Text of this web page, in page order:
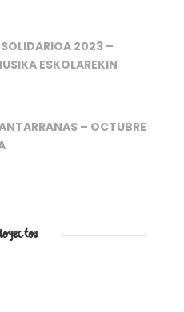
2023 –
ESKOLAREKIN
– OCTUBRE